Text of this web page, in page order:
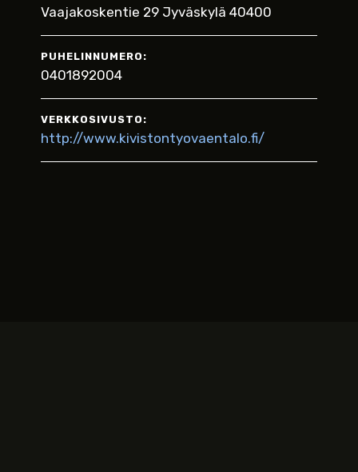
Vaajakoskentie 29 Jyväskylä 40400
PUHELINNUMERO:
0401892004
VERKKOSIVUSTO:
http://www.kivistontyovaentalo.fi/